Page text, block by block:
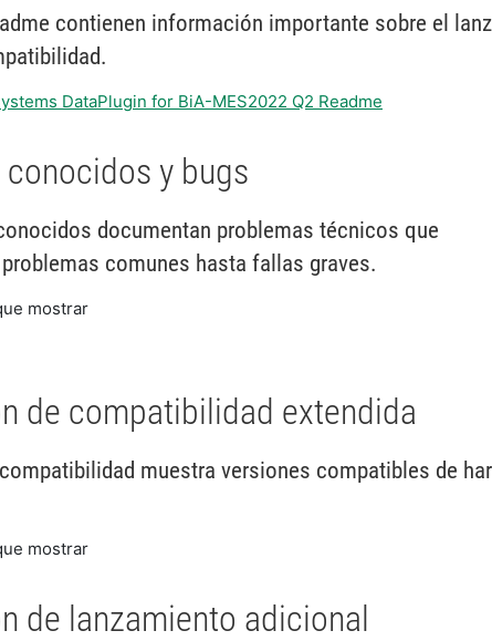
contienen información importante sobre el
DataPlugin for BiA-MES2022 Q2 Readme
y bugs
documentan problemas técnicos que
comunes hasta fallas graves.
mostrar
de compatibilidad extendida
muestra versiones compatibles de
mostrar
de lanzamiento adicional